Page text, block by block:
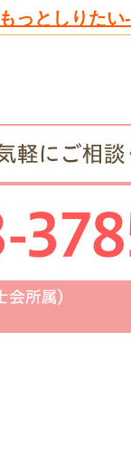
っとしりたい-